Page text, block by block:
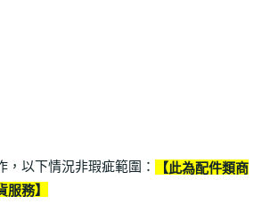
，以下情況非瑕疵範圍：
【此為配件類商
務】